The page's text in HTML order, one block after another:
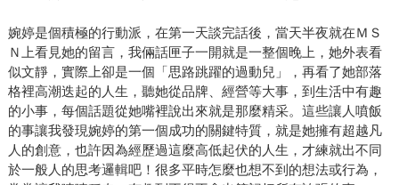
婉婷是個積極的行動派，在第一天談完話後，當天半夜就在ＭＳ
Ｎ上看見她的留言，我倆話匣子一開就是一整個晚上，她外表看
似文靜，實際上卻是一個「思路跳躍的過動兒」，再看了她部落
格裡高潮迭起的人生，聽她從品牌、經營等大事，到生活中有趣
的小事，每個話題從她嘴裡說出來就是那麼精采。這些讓人噴飯
的事讓我發現婉婷的第一個成功的關鍵特質，就是她擁有超越凡
人的創意，也許因為經歷過這麼高低起伏的人生，才練就出不同
於一般人的思考邏輯吧！很多平時怎麼也想不到的想法或行為，